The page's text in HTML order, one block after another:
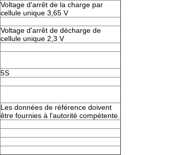
Voltage d'arrêt de la charge par
cellule unique 3,65 V
Voltage d'arrêt de décharge de
cellule unique 2,3 V
5S
Les données de référence doivent
être fournies à l'autorité compétente.